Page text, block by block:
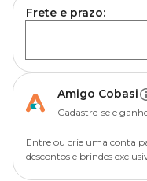
Frete e prazo:
Amigo Cobasi
Cadastre-se e
Entre ou crie uma conta
descontos e brindes